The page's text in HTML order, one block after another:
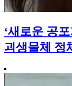
‘새로운 공
괴생물체 정